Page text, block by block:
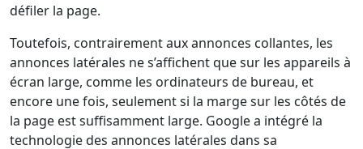
défiler la page.
Toutefois, contrairement aux annonces collantes, les
annonces latérales ne s’affichent que sur les appareils à
écran large, comme les ordinateurs de bureau, et
encore une fois, seulement si la marge sur les côtés de
la page est suffisamment large. Google a intégré la
technologie des annonces latérales dans sa